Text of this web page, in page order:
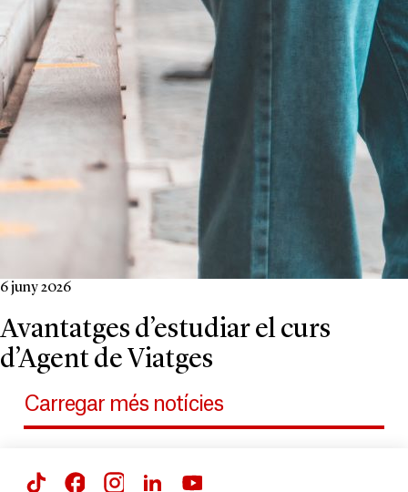
6 juny 2026
Avantatges d’estudiar el curs
d’Agent de Viatges
Carregar més notícies